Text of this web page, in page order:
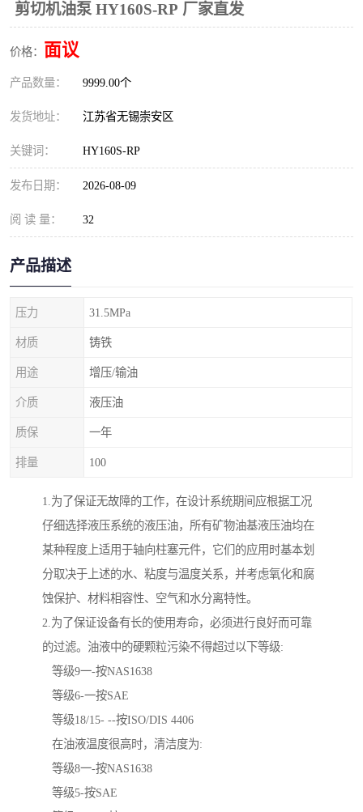
剪切机油泵 HY160S-RP 厂家直发
价格： 面议
产品数量： 9999.00个
发货地址： 江苏省无锡崇安区
关键词： HY160S-RP
发布日期： 2026-08-09
阅 读 量： 32
产品描述
压力 31.5MPa
材质 铸铁
用途 增压/输油
介质 液压油
质保 一年
排量 100
1.为了保证无故障的工作，在设计系统期间应根据工况
仔细选择液压系统的液压油，所有矿物油基液压油均在
某种程度上适用于轴向柱塞元件，它们的应用时基本划
分取决于上述的水、粘度与温度关系，并考虑氧化和腐
蚀保护、材料相容性、空气和水分离特性。
2.为了保证设备有长的使用寿命，必须进行良好而可靠
的过滤。油液中的硬颗粒污染不得超过以下等级:
等级9一-按NAS1638
等级6-一按SAE
等级18/15- --按ISO/DIS 4406
在油液温度很高时，清洁度为:
等级8一-按NAS1638
等级5-按SAE